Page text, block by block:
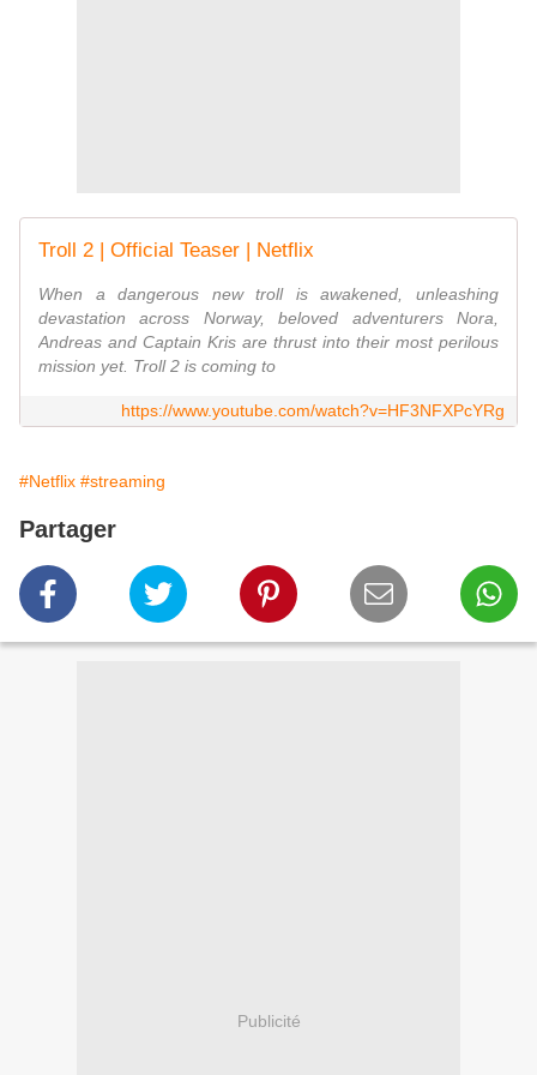
Troll 2 | Official Teaser | Netflix
When a dangerous new troll is awakened, unleashing
devastation across Norway, beloved adventurers Nora,
Andreas and Captain Kris are thrust into their most perilous
mission yet. Troll 2 is coming to
https://www.youtube.com/watch?v=HF3NFXPcYRg
#Netflix #streaming
Partager
Publicité